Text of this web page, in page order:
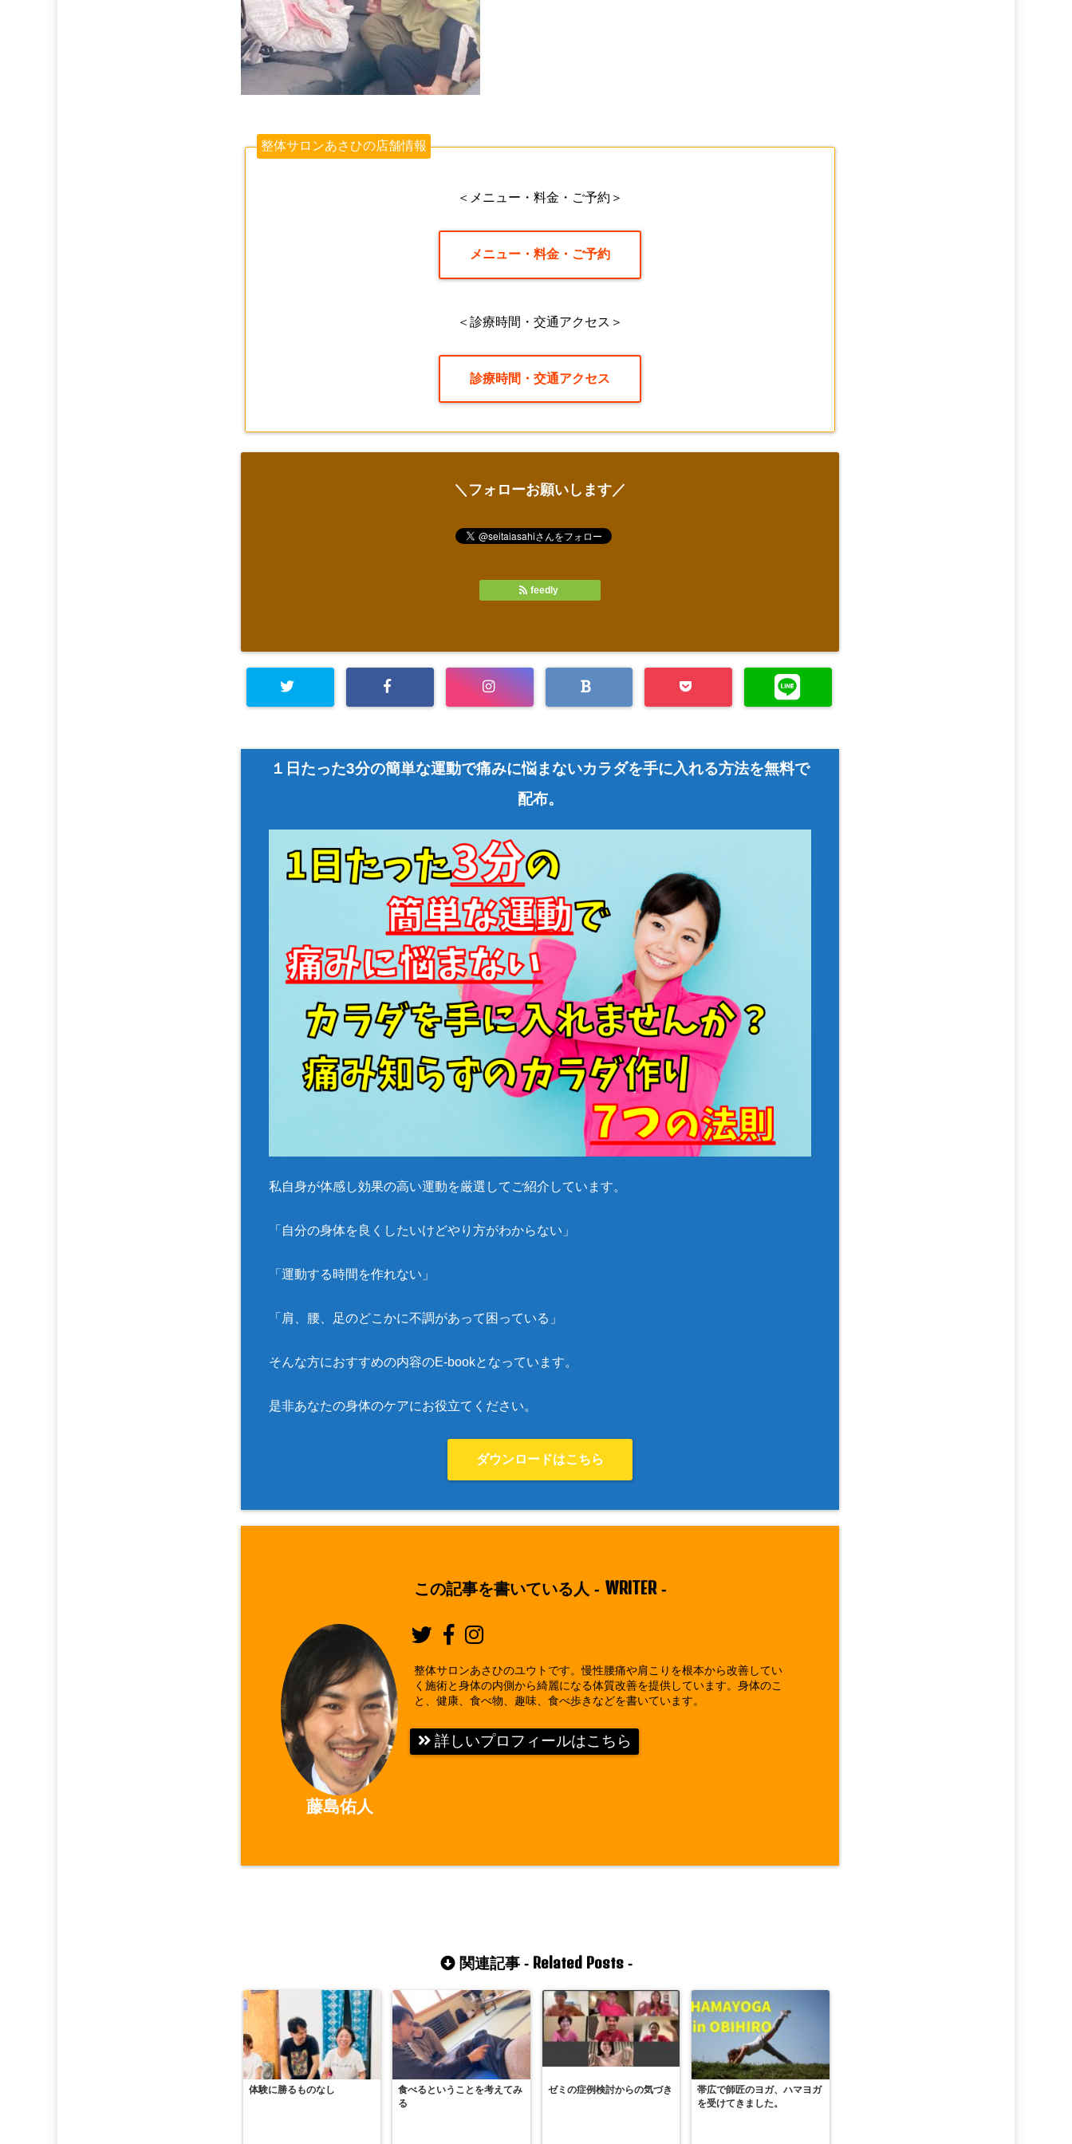
整体サロンあさひの店舗情報
＜メニュー・料金・ご予約＞
メニュー・料金・ご予約
＜診療時間・交通アクセス＞
診療時間・交通アクセス
＼フォローお願いします／
feedly
１日たった3分の簡単な運動で痛みに悩まないカラダを手に入れる方法を無料で
配布。
私自身が体感し効果の高い運動を厳選してご紹介しています。
「自分の身体を良くしたいけどやり方がわからない」
「運動する時間を作れない」
「肩、腰、足のどこかに不調があって困っている」
そんな方におすすめの内容のE-bookとなっています。
是非あなたの身体のケアにお役立てください。
ダウンロードはこちら
この記事を書いている人 - WRITER-
藤島佑人
整体サロンあさひのユウトです。慢性腰痛や肩こりを根本から改善してい
く施術と身体の内側から綺麗になる体質改善を提供しています。身体のこ
と、健康、食べ物、趣味、食べ歩きなどを書いています。
詳しいプロフィールはこちら
関連記事 - Related Posts-
体験に勝るものなし
食べるということを考えてみ
る
ゼミの症例検討からの気づき
帯広で師匠のヨガ、ハマヨガ
を受けてきました。